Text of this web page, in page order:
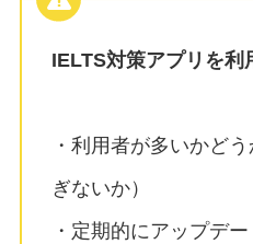
IELTS対策アプリを利
・利用者が多いかど
ぎないか）
・定期的にアップデ